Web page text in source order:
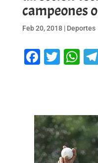
campeones
Feb 20, 2018| Deportes